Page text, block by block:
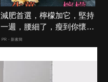
減肥首選，檸檬加它，堅持
一週，腰細了，瘦到你懷疑
人生
PR・新素簡